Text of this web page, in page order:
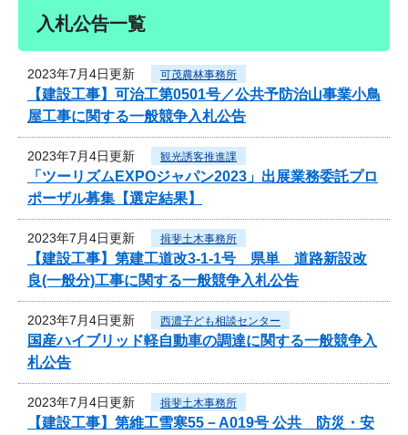
入札公告一覧
2023年7月4日更新 可茂農林事務所
【建設工事】可治工第0501号／公共予防治山事業小鳥
屋工事に関する一般競争入札公告
2023年7月4日更新 観光誘客推進課
「ツーリズムEXPOジャパン2023」出展業務委託プロ
ポーザル募集【選定結果】
2023年7月4日更新 揖斐土木事務所
【建設工事】第建工道改3-1-1号 県単 道路新設改
良(一般分)工事に関する一般競争入札公告
2023年7月4日更新 西濃子ども相談センター
国産ハイブリッド軽自動車の調達に関する一般競争入
札公告
2023年7月4日更新 揖斐土木事務所
【建設工事】第維工雪寒55－A019号 公共 防災・安